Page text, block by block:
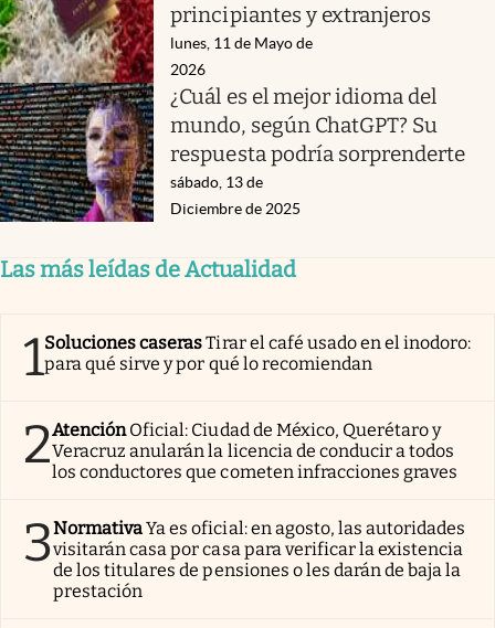
principiantes y extranjeros
lunes, 11 de Mayo de
2026
¿Cuál es el mejor idioma del
mundo, según ChatGPT? Su
respuesta podría sorprenderte
sábado, 13 de
Diciembre de 2025
Las más leídas de Actualidad
1Soluciones caserasTirar el café usado en el inodoro:
para qué sirve y por qué lo recomiendan
2AtenciónOficial: Ciudad de México, Querétaro y
Veracruz anularán la licencia de conducir a todos
los conductores que cometen infracciones graves
3NormativaYa es oficial: en agosto, las autoridades
visitarán casa por casa para verificar la existencia
de los titulares de pensiones o les darán de baja la
prestación